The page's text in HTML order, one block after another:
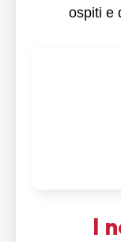
ospiti e
I